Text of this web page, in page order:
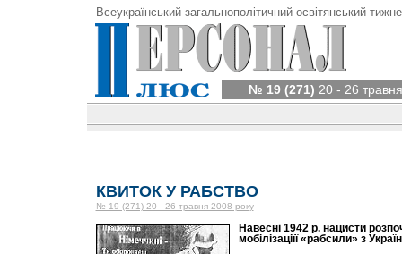
Всеукраїнський загальнополітичний освітянський
№ 19 (271) 20 - 26
КВИТОК У РАБСТВО
№ 19 (271) 20 - 26 травня 2008 року
Навесні 1942 р. нацисти
мобілізаціїї «рабсили» з